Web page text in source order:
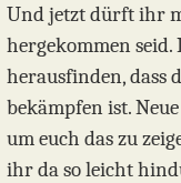
Und jetzt dürft ihr
hergekommen
herausfinden, dass
bekämpfen ist.
um euch das zu
ihr da so leicht